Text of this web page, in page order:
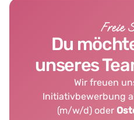
Freie
Du
unseres
Wir freuen
Initiativbewerbung
(m/w/d) oder